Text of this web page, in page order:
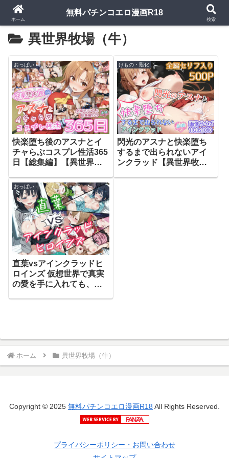
異世界牧場（牛）
おっぱい
快楽堕ち後のアスナとイ
チャらぶコスプレ性活365
日【総集編】【異世界牧
けもの・獣化
閃光のアスナと快楽堕ち
するまで出られないアイ
ンクラッド【異世界牧場
おっぱい
直葉vsアインクラッドヒ
ロインズ 仮想世界で真実
の愛を手に入れても、現
ホーム 異世界牧場（牛）
Copyright © 2025 無料パチンコエロ漫画R18 All Rights Reserved.
プライバシーポリシー・お問い合わせ
ホーム
無料パチンコエロ漫画R18
検索